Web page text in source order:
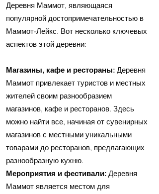
Деревня Маммот, являющаяся
популярной достопримечательностью в
Маммот-Лейкс. Вот несколько ключевых
аспектов этой деревни:
Магазины, кафе и рестораны: Деревня
Маммот привлекает туристов и местных
жителей своим разнообразием
магазинов, кафе и ресторанов. Здесь
можно найти все, начиная от сувенирных
магазинов с местными уникальными
товарами до ресторанов, предлагающих
разнообразную кухню.
Мероприятия и фестивали: Деревня
Маммот является местом для